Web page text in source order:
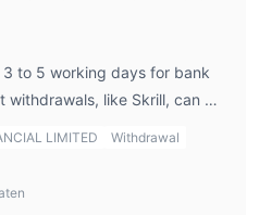
to 5 working days for bank
like Skrill, can be
to a day, depending
LIMITED
Withdrawal